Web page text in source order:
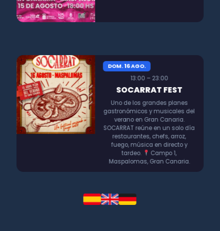
DOM. 16 AGO.
13:00 – 23:00
SOCARRAT FEST
Uno de los grandes planes
gastronómicos y musicales del
verano en Gran Canaria.
SOCARRAT reúne en un solo día
restaurantes, chefs, arroz,
fuego, música en directo y
tardeo.
Campo 1,
Maspalomas, Gran Canaria.